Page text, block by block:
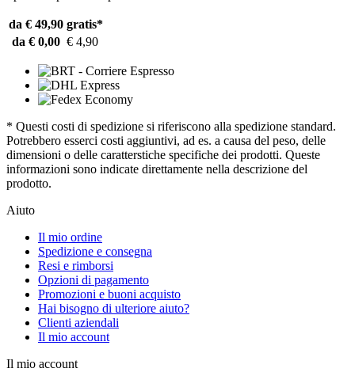
da € 49,90 gratis*
da € 0,00 € 4,90
* Questi costi di spedizione si riferiscono alla spedizione standard.
Potrebbero esserci costi aggiuntivi, ad es. a causa del peso, delle
dimensioni o delle caratterstiche specifiche dei prodotti. Queste
informazioni sono indicate direttamente nella descrizione del
prodotto.
Aiuto
Il mio ordine
Spedizione e consegna
Resi e rimborsi
Opzioni di pagamento
Promozioni e buoni acquisto
Hai bisogno di ulteriore aiuto?
Clienti aziendali
Il mio account
Il mio account